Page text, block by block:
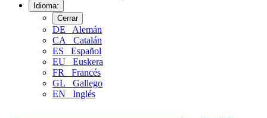
Idioma:
Cerrar
DE
Alemán
CA
Catalán
ES
Español
EU
Euskera
FR
Francés
GL
Gallego
EN
Inglés